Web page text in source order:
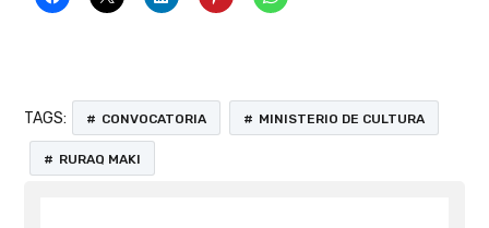
TAGS: CONVOCATORIA MINISTERIO DE CULTURA
RURAQ MAKI